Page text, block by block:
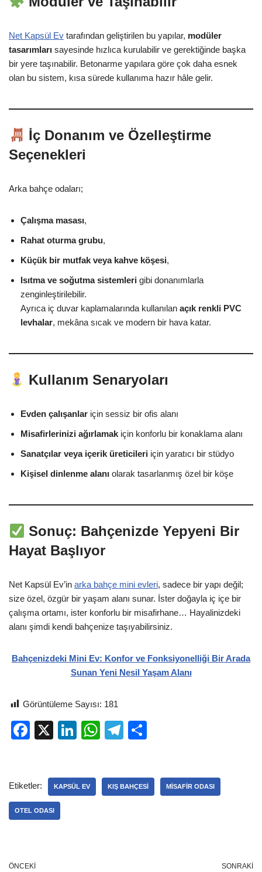
Net Kapsül Ev tarafından geliştirilen bu yapılar, modüler
tasarımları sayesinde hızlıca kurulabilir ve gerektiğinde başka
bir yere taşınabilir. Betonarme yapılara göre çok daha esnek
olan bu sistem, kısa sürede kullanıma hazır hâle gelir.
İç Donanım ve Özelleştirme
Seçenekleri
Arka bahçe odaları;
Çalışma masası,
Rahat oturma grubu,
Küçük bir mutfak veya kahve köşesi,
Isıtma ve soğutma sistemleri gibi donanımlarla
zenginleştirilebilir.
Ayrıca iç duvar kaplamalarında kullanılan açık renkli PVC
levhalar, mekâna sıcak ve modern bir hava katar.
Kullanım Senaryoları
Evden çalışanlar için sessiz bir ofis alanı
Misafirlerinizi ağırlamak için konforlu bir konaklama alanı
Sanatçılar veya içerik üreticileri için yaratıcı bir stüdyo
Kişisel dinlenme alanı olarak tasarlanmış özel bir köşe
Sonuç: Bahçenizde Yepyeni Bir
Hayat Başlıyor
Net Kapsül Ev’in arka bahçe mini evleri, sadece bir yapı değil;
size özel, özgür bir yaşam alanı sunar. İster doğayla iç içe bir
çalışma ortamı, ister konforlu bir misafirhane… Hayalinizdeki
alanı şimdi kendi bahçenize taşıyabilirsiniz.
Bahçenizdeki Mini Ev: Konfor ve Fonksiyonelliği Bir Arada
Sunan Yeni Nesil Yaşam Alanı
Görüntüleme Sayısı: 181
F
e
b
o
k
X
Li
e
W
s
T
gr e
Etiketler: KAPSÜL EV KIŞ BAHÇESI MISAFIR ODASI
OTEL ODASI
ÖNCEKI SONRAKI